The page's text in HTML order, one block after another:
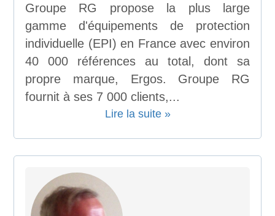
Groupe RG propose la plus large
gamme d'équipements de protection
individuelle (EPI) en France avec environ
40 000 références au total, dont sa
propre marque, Ergos. Groupe RG
fournit à ses 7 000 clients,...
Lire la suite »